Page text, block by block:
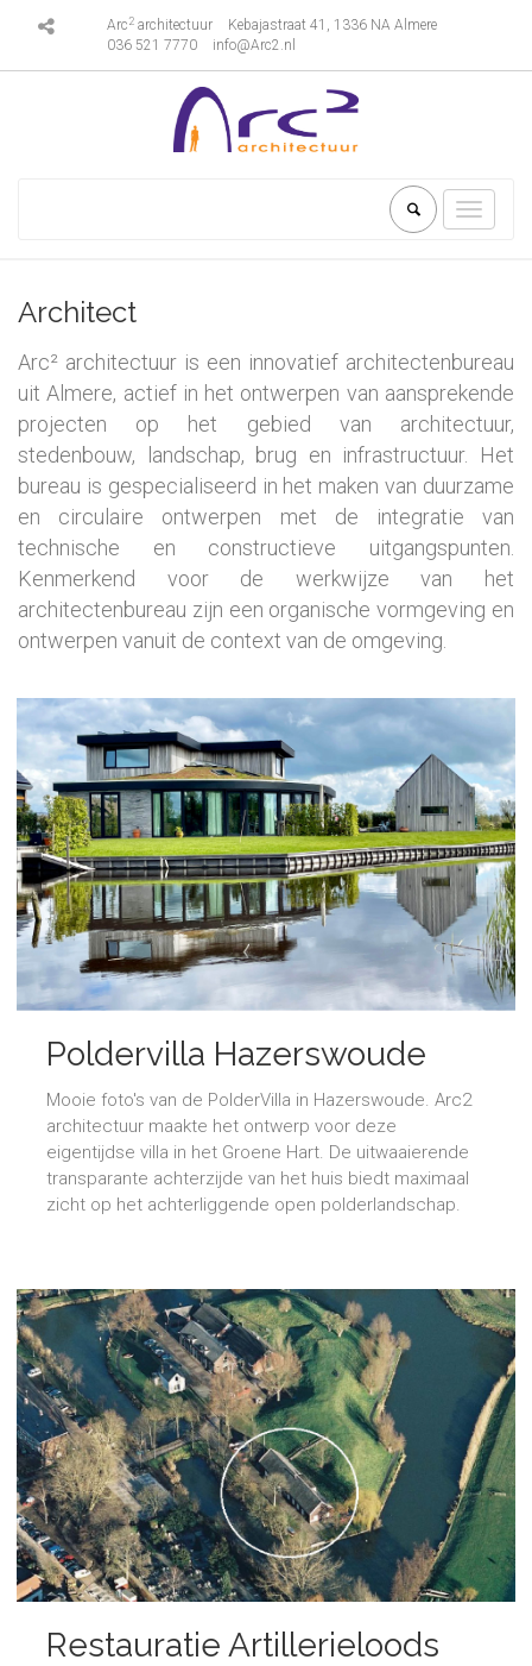
Arc 2architectuur
Kebajastraat 41, 1336 NA Almere
036 521 7770
info@Arc2.nl
Toggle
Architect
Arc² architectuur is een innovatief architectenbureau
uit Almere, actief in het ontwerpen van aansprekende
projecten op het gebied van architectuur,
stedenbouw, landschap, brug en infrastructuur. Het
bureau is gespecialiseerd in het maken van duurzame
en circulaire ontwerpen met de integratie van
technische en constructieve uitgangspunten.
Kenmerkend voor de werkwijze van het
architectenbureau zijn een organische vormgeving en
ontwerpen vanuit de context van de omgeving.
Poldervilla Hazerswoude
opgeleverd
Mooie foto's van de PolderVilla in Hazerswoude. Arc2
architectuur maakte het ontwerp voor deze
eigentijdse villa in het Groene Hart. De uitwaaierende
transparante achterzijde van het huis biedt maximaal
zicht op het achterliggende open polderlandschap.
Restauratie Artillerieloods